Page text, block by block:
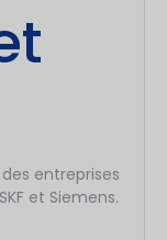
entreprises
et Siemens.